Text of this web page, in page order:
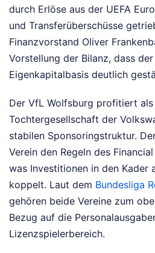
durch Erlöse aus der UEFA
und Transferüberschüsse
Finanzvorstand Oliver
Vorstellung der Bilanz, dass
Eigenkapitalbasis deutlich
Der VfL Wolfsburg profitiert
Tochtergesellschaft der
stabilen Sponsoringstruktur.
Verein den Regeln des
was Investitionen in den Kader
koppelt. Laut dem Bundesliga
gehören beide Vereine zum
Bezug auf die
Lizenzspielerbereich.